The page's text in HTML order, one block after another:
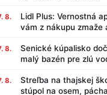
8.
Lidl Plus: Vernostná
vám z nákupu zmaže
8.
Senické kúpalisko
malý bazén pre zlú
8.
Streľba na thajskej
stúpol na osem,